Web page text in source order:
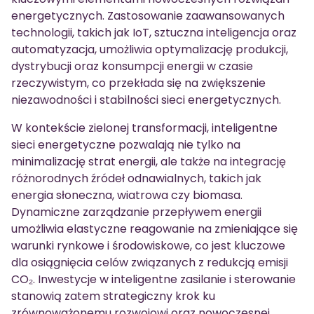
energetycznych. Zastosowanie zaawansowanych
technologii, takich jak IoT, sztuczna inteligencja oraz
automatyzacja, umożliwia optymalizację produkcji,
dystrybucji oraz konsumpcji energii w czasie
rzeczywistym, co przekłada się na zwiększenie
niezawodności i stabilności sieci energetycznych.
W kontekście zielonej transformacji, inteligentne
sieci energetyczne pozwalają nie tylko na
minimalizację strat energii, ale także na integrację
różnorodnych źródeł odnawialnych, takich jak
energia słoneczna, wiatrowa czy biomasa.
Dynamiczne zarządzanie przepływem energii
umożliwia elastyczne reagowanie na zmieniające się
warunki rynkowe i środowiskowe, co jest kluczowe
dla osiągnięcia celów związanych z redukcją emisji
CO₂. Inwestycje w inteligentne zasilanie i sterowanie
stanowią zatem strategiczny krok ku